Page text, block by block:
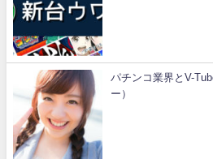
パチンコ業界とV-
ー）